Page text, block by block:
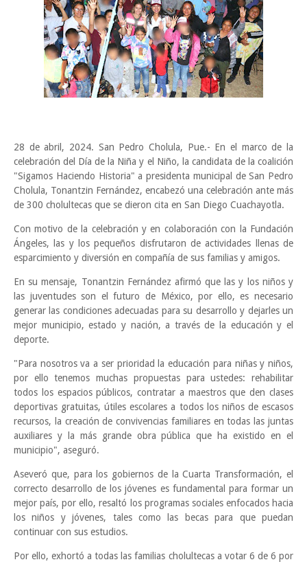
28 de abril, 2024. San Pedro Cholula, Pue.- En el marco de la
celebración del Día de la Niña y el Niño, la candidata de la coalición
"Sigamos Haciendo Historia" a presidenta municipal de San Pedro
Cholula, Tonantzin Fernández, encabezó una celebración ante más
de 300 cholultecas que se dieron cita en San Diego Cuachayotla.
Con motivo de la celebración y en colaboración con la Fundación
Ángeles, las y los pequeños disfrutaron de actividades llenas de
esparcimiento y diversión en compañía de sus familias y amigos.
En su mensaje, Tonantzin Fernández afirmó que las y los niños y
las juventudes son el futuro de México, por ello, es necesario
generar las condiciones adecuadas para su desarrollo y dejarles un
mejor municipio, estado y nación, a través de la educación y el
deporte.
"Para nosotros va a ser prioridad la educación para niñas y niños,
por ello tenemos muchas propuestas para ustedes: rehabilitar
todos los espacios públicos, contratar a maestros que den clases
deportivas gratuitas, útiles escolares a todos los niños de escasos
recursos, la creación de convivencias familiares en todas las juntas
auxiliares y la más grande obra pública que ha existido en el
municipio", aseguró.
Aseveró que, para los gobiernos de la Cuarta Transformación, el
correcto desarrollo de los jóvenes es fundamental para formar un
mejor país, por ello, resaltó los programas sociales enfocados hacia
los niños y jóvenes, tales como las becas para que puedan
continuar con sus estudios.
Por ello, exhortó a todas las familias cholultecas a votar 6 de 6 por